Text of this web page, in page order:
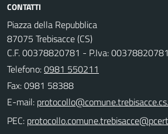
CONTATTI
Piazza della Repubblica
87075 Trebisacce (CS)
C.F. 00378820781 - P.Iva: 00378820781
Telefono:0981 550211
Fax: 0981 58388
E-mail:
PEC: